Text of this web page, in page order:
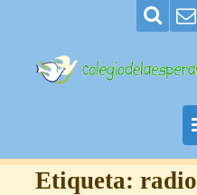
Padres
Etiqueta: radio